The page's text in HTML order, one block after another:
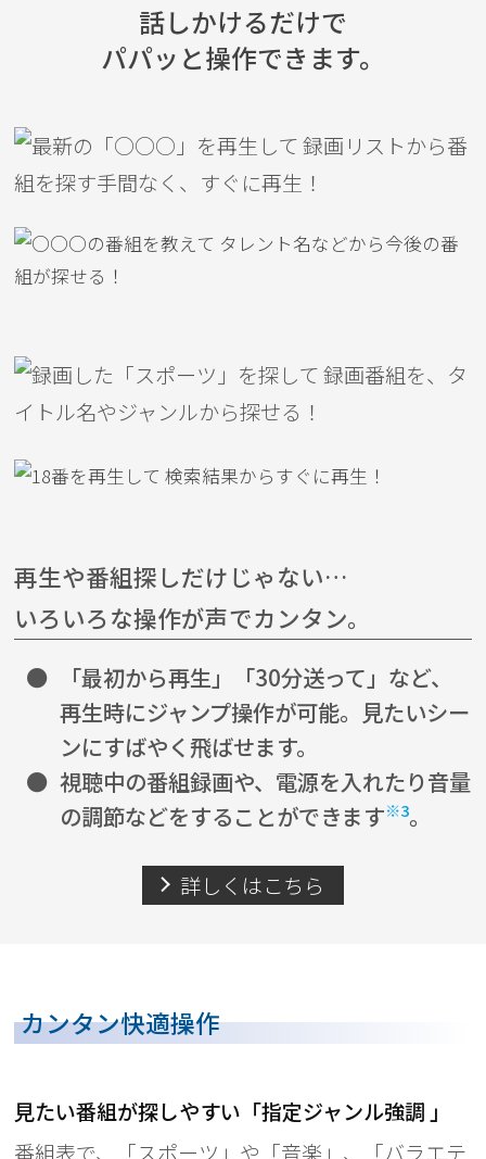
話しかけるだけで
パパッと操作できます。
再生や番組探しだけじゃない…
いろいろな操作が声でカンタン。
●
「最初から再生」「30分送って」など、
再生時にジャンプ操作が可能。見たいシー
ンにすばやく飛ばせます。
● 視聴中の番組録画や、電源を入れたり音量
の調節などをすることができます※3。
詳しくはこちら
カンタン快適操作
見たい番組が探しやすい「指定ジャンル強調 」
番組表で、「スポーツ」や「音楽」、「バラエテ